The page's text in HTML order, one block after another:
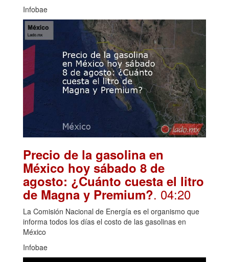
Infobae
Precio de la gasolina en
México hoy sábado 8 de
agosto: ¿Cuánto cuesta el litro
de Magna y Premium?. 04:20
La Comisión Nacional de Energía es el organismo que
informa todos los días el costo de las gasolinas en
México
Infobae